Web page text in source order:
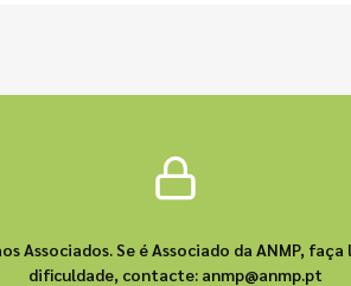
Associados. Se é Associado da ANMP, faça
dificuldade, contacte: anmp@anmp.pt